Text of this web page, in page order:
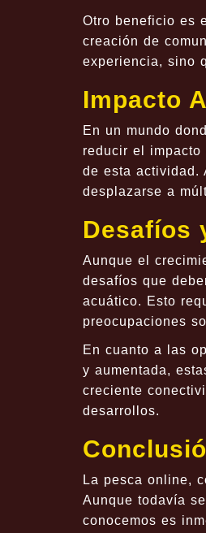
Otro beneficio es
creación de
experiencia, sino
Impacto
En un mundo
reducir el
de esta actividad.
desplazarse a
Desafíos
Aunque el
desafíos que
acuático. Esto
preocupaciones
En cuanto a las
y aumentada,
creciente
desarrollos.
La pesca online,
Aunque todavía
conocemos es